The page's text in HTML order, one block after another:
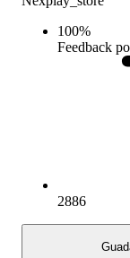
100%
Feedback
2886